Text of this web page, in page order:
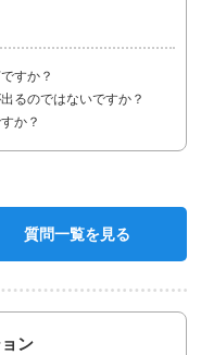
すか？
るのではないですか？
か？
質問一覧を見る
ン